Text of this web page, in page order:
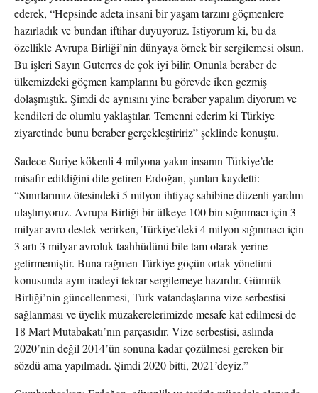
ederek, “Hepsinde adeta insani bir yaşam tarzını göçmenlere
hazırladık ve bundan iftihar duyuyoruz. İstiyorum ki, bu da
özellikle Avrupa Birliği’nin dünyaya örnek bir sergilemesi olsun.
Bu işleri Sayın Guterres de çok iyi bilir. Onunla beraber de
ülkemizdeki göçmen kamplarını bu görevde iken gezmiş
dolaşmıştık. Şimdi de aynısını yine beraber yapalım diyorum ve
kendileri de olumlu yaklaştılar. Temenni ederim ki Türkiye
ziyaretinde bunu beraber gerçekleştiririz” şeklinde konuştu.
Sadece Suriye kökenli 4 milyona yakın insanın Türkiye’de
misafir edildiğini dile getiren Erdoğan, şunları kaydetti:
“Sınırlarımız ötesindeki 5 milyon ihtiyaç sahibine düzenli yardım
ulaştırıyoruz. Avrupa Birliği bir ülkeye 100 bin sığınmacı için 3
milyar avro destek verirken, Türkiye’deki 4 milyon sığınmacı için
3 artı 3 milyar avroluk taahhüdünü bile tam olarak yerine
getirmemiştir. Buna rağmen Türkiye göçün ortak yönetimi
konusunda aynı iradeyi tekrar sergilemeye hazırdır. Gümrük
Birliği’nin güncellenmesi, Türk vatandaşlarına vize serbestisi
sağlanması ve üyelik müzakerelerimizde mesafe kat edilmesi de
18 Mart Mutabakatı’nın parçasıdır. Vize serbestisi, aslında
2020’nin değil 2014’ün sonuna kadar çözülmesi gereken bir
sözdü ama yapılmadı. Şimdi 2020 bitti, 2021’deyiz.”